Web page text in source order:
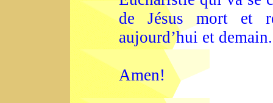
de Jésus mort et
aujourd’hui et demain.
Amen!